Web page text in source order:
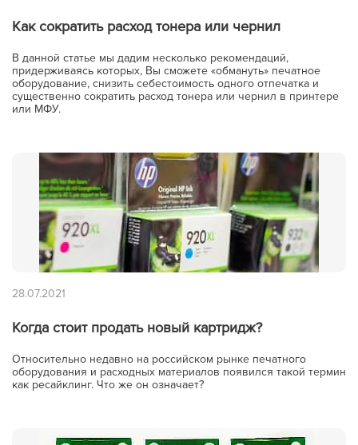
Как сократить расход тонера или чернил
В данной статье мы дадим несколько рекомендаций,
придерживаясь которых, Вы сможете «обмануть» печатное
оборудование, снизить себестоимость одного отпечатка и
существенно сократить расход тонера или чернил в принтере
или МФУ.
28.07.2021
Когда стоит продать новый картридж?
Относительно недавно на российском рынке печатного
оборудования и расходных материалов появился такой термин
как ресайклинг. Что же он означает?